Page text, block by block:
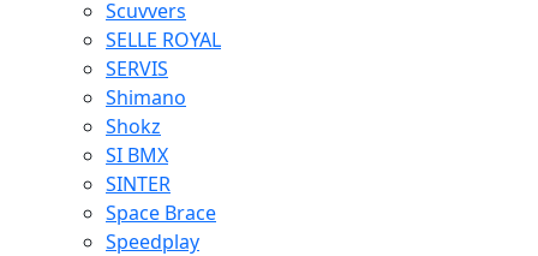
Scuvvers
SELLE ROYAL
SERVIS
Shimano
Shokz
SI BMX
SINTER
Space Brace
Speedplay